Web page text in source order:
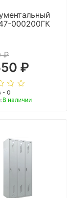
000200ГК
₽
₽
- 0
В наличии